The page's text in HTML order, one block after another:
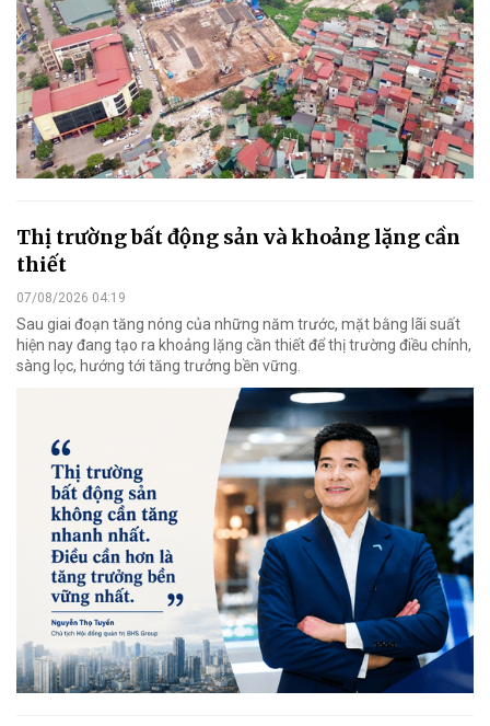
Thị trường bất động sản và khoảng lặng cần
thiết
07/08/2026 04:19
Sau giai đoạn tăng nóng của những năm trước, mặt bằng lãi suất
hiện nay đang tạo ra khoảng lặng cần thiết để thị trường điều chỉnh,
sàng lọc, hướng tới tăng trưởng bền vững.